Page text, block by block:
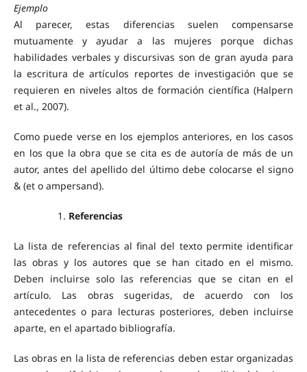
Ejemplo
Al parecer, estas diferencias suelen compensarse
mutuamente y ayudar a las mujeres porque dichas
habilidades verbales y discursivas son de gran ayuda para
la escritura de artículos reportes de investigación que se
requieren en niveles altos de formación científica (Halpern
et al., 2007).
Como puede verse en los ejemplos anteriores, en los casos
en los que la obra que se cita es de autoría de más de un
autor, antes del apellido del último debe colocarse el signo
& (et o ampersand).
Referencias
La lista de referencias al final del texto permite identificar
las obras y los autores que se han citado en el mismo.
Deben incluirse solo las referencias que se citan en el
artículo. Las obras sugeridas, de acuerdo con los
antecedentes o para lecturas posteriores, deben incluirse
aparte, en el apartado bibliografía.
Las obras en la lista de referencias deben estar organizadas